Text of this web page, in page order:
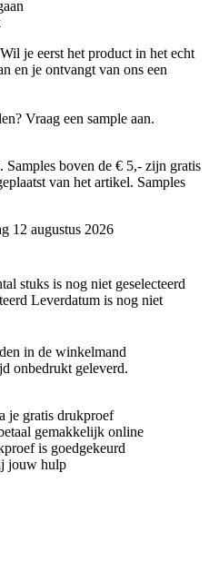
Wil je eerst het product in het echt
en je ontvangt van ons een
Vraag een sample aan.
Samples boven de € 5,- zijn gratis
van het artikel. Samples
12 augustus 2026
stuks is nog niet geselecteerd
Leverdatum is nog niet
in de winkelmand
onbedrukt geleverd.
je gratis drukproef
gemakkelijk online
is goedgekeurd
jouw hulp